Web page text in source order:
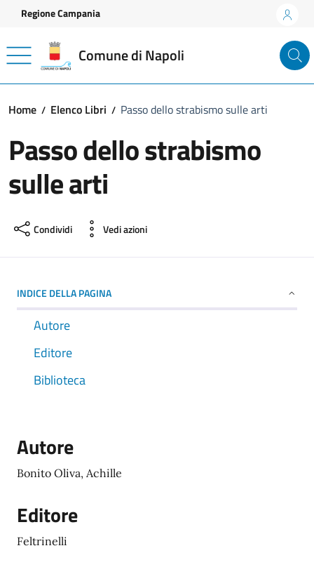
Vai ai contenuti
Vai al footer
Regione Campania
Comune di Napoli
Home Elenco Libri Passo dello strabismo sulle arti
Passo dello strabismo
sulle arti
Condividi Vedi azioni
INDICE DELLA PAGINA
Autore
Editore
Biblioteca
Autore
Bonito Oliva, Achille
Editore
Feltrinelli